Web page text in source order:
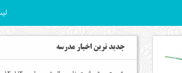
جدید ترین اخبار مدرسه